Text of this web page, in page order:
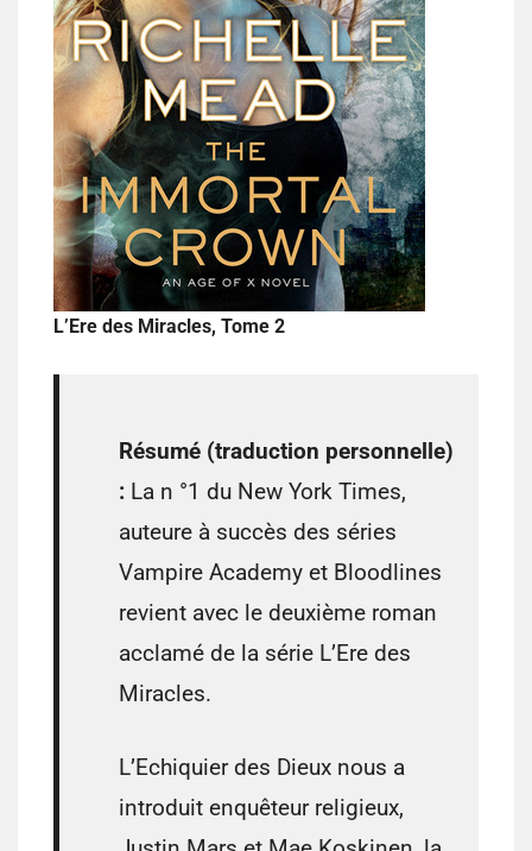
L’Ere des Miracles, Tome 2
Résumé (traduction personnelle)
: La n °1 du New York Times,
auteure à succès des séries
Vampire Academy et Bloodlines
revient avec le deuxième roman
acclamé de la série L’Ere des
Miracles.
L’Echiquier des Dieux nous a
introduit enquêteur religieux,